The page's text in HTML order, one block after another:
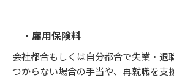
・雇用保険料
会社都合もしくは自分都合で失業・退
つからない場合の手当や、再就職を支